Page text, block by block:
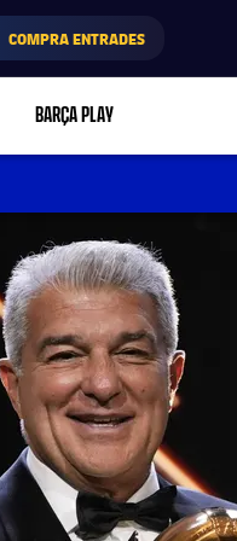
COMPRA ENTRADES
BARÇA PLAY